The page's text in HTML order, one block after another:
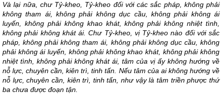
Và lại nữa, chư Tỷ-kheo, Tỷ-kheo đối với các sắc pháp, không phải
không tham ái, không phải không dục cầu, không phải không ái
luyến, không phải không khao khát, không phải không nhiệt tình,
không phải không khát ái. Chư Tỷ-kheo, vị Tỷ-kheo nào đối với sắc
pháp, không phải không tham ái, không phải không dục cầu, không
phải không ái luyến, không phải không khao khát, không phải không
nhiệt tình, không phải không khát ái, tâm của vị ấy không hướng về
nỗ lực, chuyên cần, kiên trì, tinh tấn. Nếu tâm của ai không hướng về
nỗ lực, chuyên cần, kiên trì, tinh tấn, như vậy là tâm triền phược thứ
ba chưa được đoạn tận.